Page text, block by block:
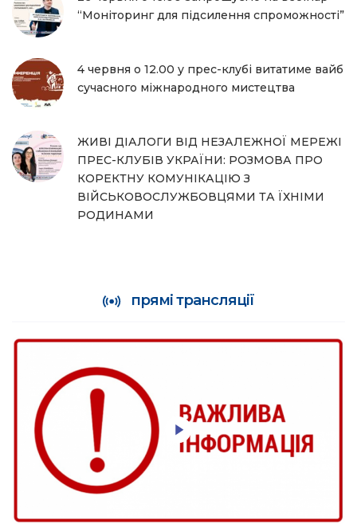
“Моніторинг для підсилення спроможності”
4 червня о 12.00 у прес-клубі витатиме вайб
сучасного міжнародного мистецтва
ЖИВІ ДІАЛОГИ ВІД НЕЗАЛЕЖНОЇ МЕРЕЖІ
ПРЕС-КЛУБІВ УКРАЇНИ: РОЗМОВА ПРО
КОРЕКТНУ КОМУНІКАЦІЮ З
ВІЙСЬКОВОСЛУЖБОВЦЯМИ ТА ЇХНІМИ
РОДИНАМИ
прямі трансляції